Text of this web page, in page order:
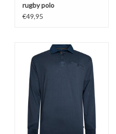
rugby polo
indigo/bordeaux lange
€49,95